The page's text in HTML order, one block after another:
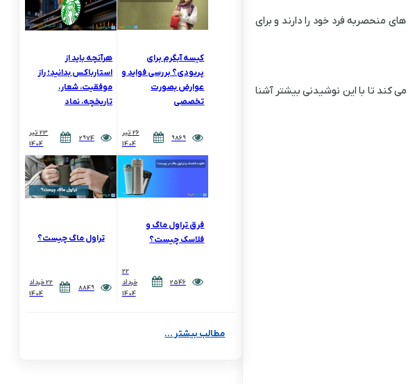
منحصربه ‌فرد خود را دارند و برای
‌کند تا با این نوشیدنی بیشتر آشنا
کیسه آبگرم برای
پریودی؟ بررسی فواید و
عوارض بصورت
تخصصی
9869
26 تیر
1404
هرآنچه باید از
استارباکس بدانید؛ راز
موفقیت، شعار،
تاریخچه، نماد
2974
23 تیر
1404
فرق تراول ماگ و
فلاسک چیست؟
2546
22
خرداد
1404
تراول ماگ چیست؟
8849
22 خرداد
1404
مطالب بیشتر ...